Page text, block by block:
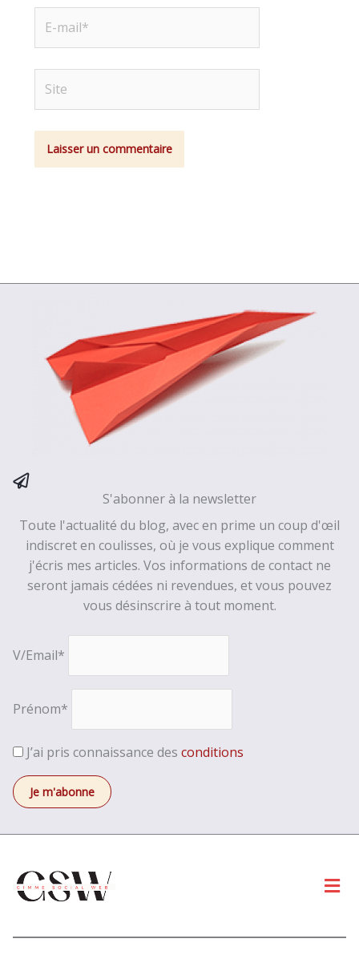
mail*
S'abonner à la newsletter
Toute l'actualité du blog, avec en prime un coup d'œil
indiscret en coulisses, où je vous explique comment
j'écris mes articles. Vos informations de contact ne
seront jamais cédées ni revendues, et vous pouvez
vous désinscrire à tout moment.
V/Email*
Prénom*
J’ai pris connaissance des conditions